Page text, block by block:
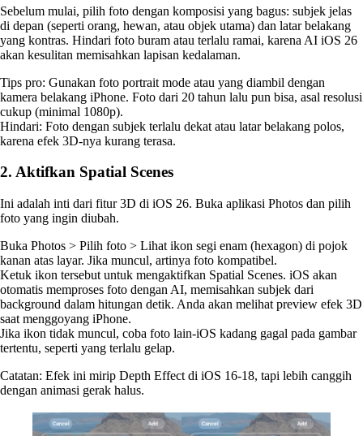
Sebelum mulai, pilih foto dengan komposisi yang bagus: subjek jelas
di depan (seperti orang, hewan, atau objek utama) dan latar belakang
yang kontras. Hindari foto buram atau terlalu ramai, karena AI iOS 26
akan kesulitan memisahkan lapisan kedalaman.
Tips pro: Gunakan foto portrait mode atau yang diambil dengan
kamera belakang iPhone. Foto dari 20 tahun lalu pun bisa, asal resolusi
cukup (minimal 1080p).
Hindari: Foto dengan subjek terlalu dekat atau latar belakang polos,
karena efek 3D-nya kurang terasa.
2. Aktifkan Spatial Scenes
Ini adalah inti dari fitur 3D di iOS 26. Buka aplikasi Photos dan pilih
foto yang ingin diubah.
Buka Photos > Pilih foto > Lihat ikon segi enam (hexagon) di pojok
kanan atas layar. Jika muncul, artinya foto kompatibel.
Ketuk ikon tersebut untuk mengaktifkan Spatial Scenes. iOS akan
otomatis memproses foto dengan AI, memisahkan subjek dari
background dalam hitungan detik. Anda akan melihat preview efek 3D
saat menggoyang iPhone.
Jika ikon tidak muncul, coba foto lain-iOS kadang gagal pada gambar
tertentu, seperti yang terlalu gelap.
Catatan: Efek ini mirip Depth Effect di iOS 16-18, tapi lebih canggih
dengan animasi gerak halus.